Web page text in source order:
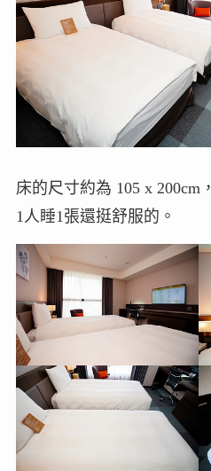
床的尺寸約為 105 x 200cm，
1人睡1張還挺舒服的。